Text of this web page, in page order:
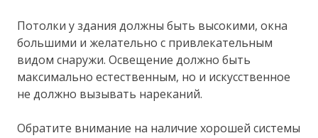
Потолки у здания должны быть высокими, окна
большими и желательно с привлекательным
видом снаружи. Освещение должно быть
максимально естественным, но и искусственное
не должно вызывать нареканий.
Обратите внимание на наличие хорошей системы